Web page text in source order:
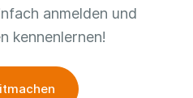
anmelden und
kennenlernen!